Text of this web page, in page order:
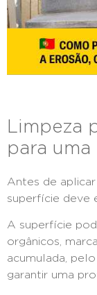
Limpeza
para
Antes de
superfície deve
A superfície
orgânicos,
acumulada,
garantir uma